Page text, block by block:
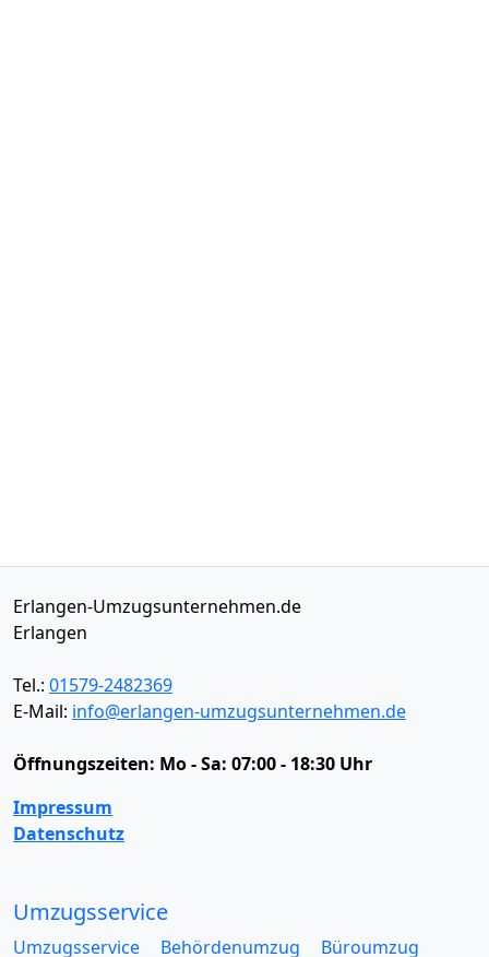
Erlangen-Umzugsunternehmen.de
Erlangen
Tel.: 01579-2482369
E-Mail: info@erlangen-umzugsunternehmen.de
Öffnungszeiten: Mo - Sa: 07:00 - 18:30 Uhr
Impressum
Datenschutz
Umzugsservice
Umzugsservice Behördenumzug
Büroumzug